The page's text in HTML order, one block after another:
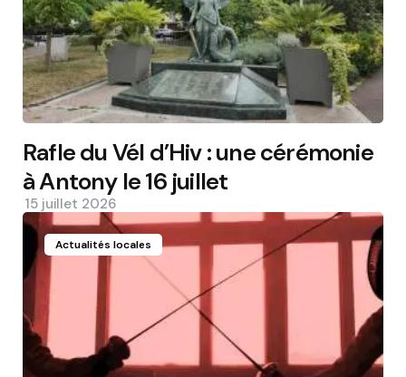
Rafle du Vél d’Hiv : une cérémonie
à Antony le 16 juillet
15 juillet 2026
Actualités locales